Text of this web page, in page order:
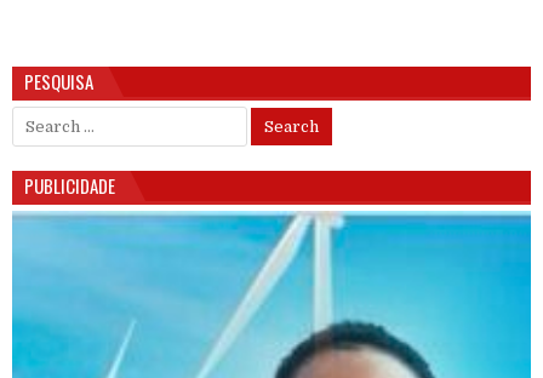
PESQUISA
Search for:
PUBLICIDADE